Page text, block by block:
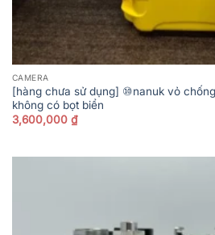
CAMERA
[hàng chưa sử dụng] ⑩nanuk vỏ
không có bọt biển
3,600,000 ₫